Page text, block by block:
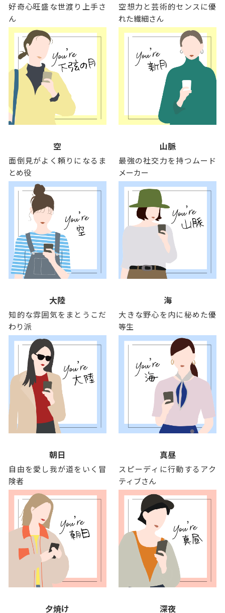
好奇心旺盛な世渡り上手さ
ん
空想力と芸術的センスに優
れた繊細さん
空
面倒見がよく頼りになるま
とめ役
山脈
最強の社交力を持つムード
メーカー
大陸
知的な雰囲気をまとうこだ
わり派
海
大きな野心を内に秘めた優
等生
朝日
自由を愛し我が道をいく冒
険者
真昼
スピーディに行動するアク
ティブさん
夕焼け 深夜